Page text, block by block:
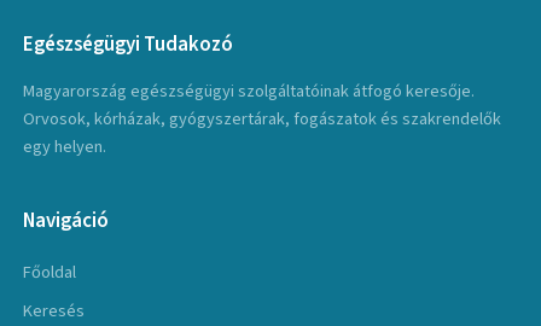
Egészségügyi Tudakozó
Magyarország egészségügyi szolgáltatóinak átfogó keresője.
Orvosok, kórházak, gyógyszertárak, fogászatok és szakrendelők
egy helyen.
Navigáció
Főoldal
Keresés